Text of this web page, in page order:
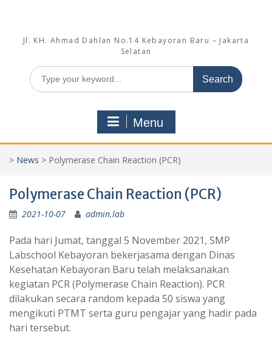
Jl. KH. Ahmad Dahlan No.14 Kebayoran Baru – Jakarta
Selatan
Search
for:
Menu
> News > Polymerase Chain Reaction (PCR)
Polymerase Chain Reaction (PCR)
2021-10-07 admin.lab
Pada hari Jumat, tanggal 5 November 2021, SMP
Labschool Kebayoran bekerjasama dengan Dinas
Kesehatan Kebayoran Baru telah melaksanakan
kegiatan PCR (Polymerase Chain Reaction). PCR
dilakukan secara random kepada 50 siswa yang
mengikuti PTMT serta guru pengajar yang hadir pada
hari tersebut.